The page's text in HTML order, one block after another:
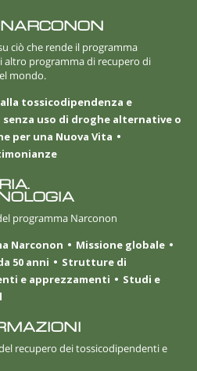
ciò che rende il programma
altro programma di recupero di
mondo.
tossicodipendenza e
uso di droghe alternative o
per una Nuova Vita
programma Narconon
Narconon
Missione globale
50 anni
Strutture di
e apprezzamenti
Studi e
recupero dei tossicodipendenti e